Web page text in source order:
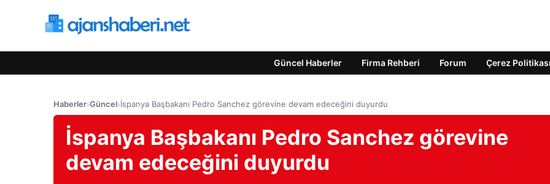
Güncel Haberler Firma Rehberi Forum Çerez Politikası
Haberler›Güncel›İspanya Başbakanı Pedro Sanchez görevine devam edeceğini duyurdu
İspanya Başbakanı Pedro Sanchez görevine
devam edeceğini duyurdu